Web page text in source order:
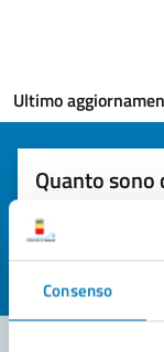
Consenso
Ultimo
Quanto
Valuta 3
Valuta 2
Valuta 1 stelle su 5